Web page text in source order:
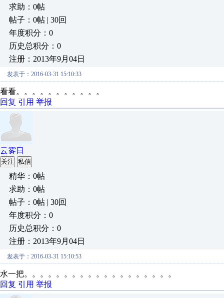
求助：0帖
帖子：0帖 | 30回
年度积分：0
历史总积分：0
注册：2013年9月04日
发表于：2016-03-31 15:10:33
看看。。。。。。。。。。。
回复 引用 举报
云雾日
关注 私信
精华：0帖
求助：0帖
帖子：0帖 | 30回
年度积分：0
历史总积分：0
注册：2013年9月04日
发表于：2016-03-31 15:10:53
水一把。。。。。。。。。。。。。。。。。。。
回复 引用 举报